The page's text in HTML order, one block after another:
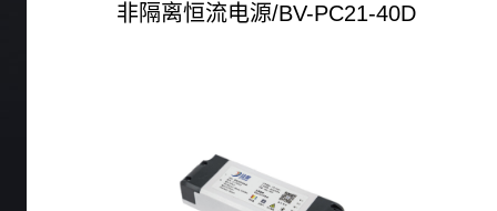
非隔离恒流电源/BV-PC21-40D